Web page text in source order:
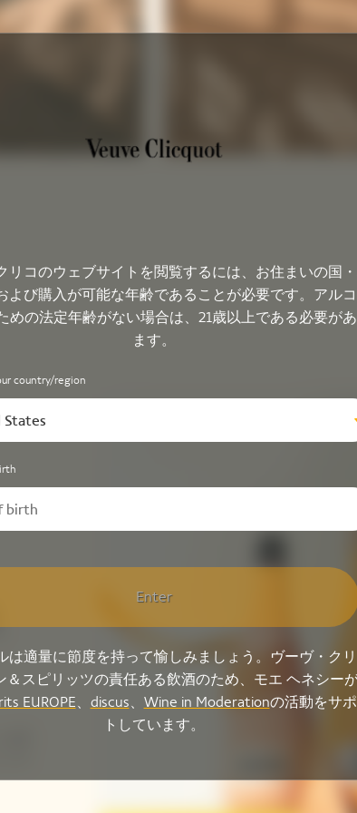
リコのウェブサイトを閲覧するには、お住まいの国
よび購入が可能な年齢であることが必要です。アル
めの法定年齢がない場合は、21歳以上である必要が
ます。
country/region
States
Enter
は適量に節度を持って愉しみましょう。ヴーヴ・ク
＆スピリッツの責任ある飲酒のため、モエ ヘネシー
EUROPE、 discus、 Wine in Moderationの活動をサ
トしています。
ナ